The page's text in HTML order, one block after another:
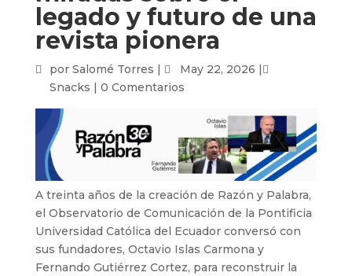
legado y futuro de una
revista pionera
por Salomé Torres | May 22, 2026 |
Snacks | 0 Comentarios
A treinta años de la creación de Razón y Palabra,
el Observatorio de Comunicación de la Pontificia
Universidad Católica del Ecuador conversó con
sus fundadores, Octavio Islas Carmona y
Fernando Gutiérrez Cortez, para reconstruir la